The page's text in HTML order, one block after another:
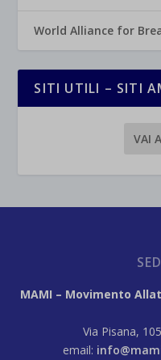
World Alliance for
SITI UTILI – SITI
VAI
MAMI – Movimento
Via Pisana,
email: